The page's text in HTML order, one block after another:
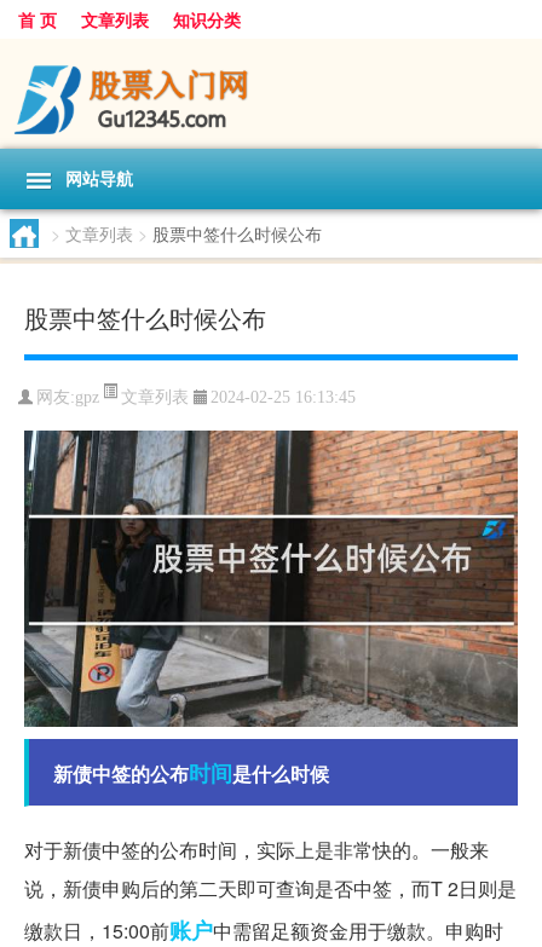
首 页 文章列表 知识分类
网站导航
> 文章列表 > 股票中签什么时候公布
股票中签什么时候公布
网友:gpz 文章列表 2024-02-25 16:13:45
新债中签的公布时间是什么时候
对于新债中签的公布时间，实际上是非常快的。一般来
说，新债申购后的第二天即可查询是否中签，而T 2日则是
缴款日，15:00前账户中需留足额资金用于缴款。申购时